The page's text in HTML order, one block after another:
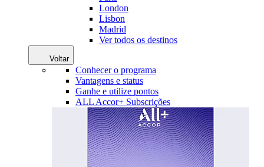
London
Lisbon
Madrid
Ver todos os destinos
Voltar
Conhecer o programa
Vantagens e status
Ganhe e utilize pontos
ALL Accor+ Subscrições